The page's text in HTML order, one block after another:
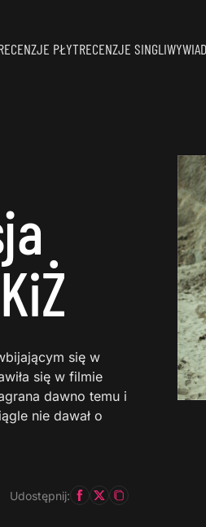
PŁYTRECENZJE SINGLI
się w
się w filmie
dawno temu i
nie dawał o
Udostępnij: